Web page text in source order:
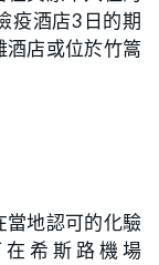
疫酒店3日的期
酒店或位於竹篙
當地認可的化驗
希斯路機場